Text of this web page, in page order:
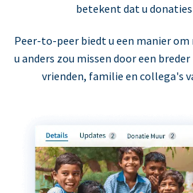
betekent dat u
Peer-to-peer biedt u een manier om
u anders zou missen door een
vrienden, familie en collega's